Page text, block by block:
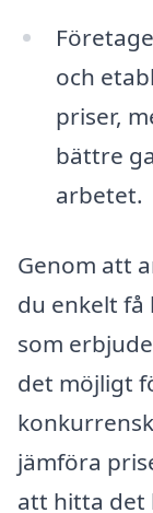
och
priser,
bättre
arbetet.
Genom att
du enkelt
som
det möjligt
jämföra
att hitta det